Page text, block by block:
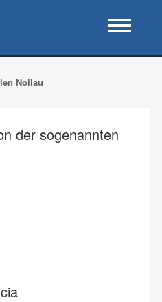
Nollau
der sogenannten